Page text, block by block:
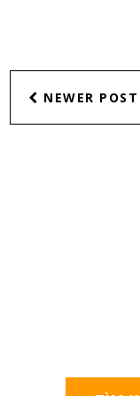
NEWER POST